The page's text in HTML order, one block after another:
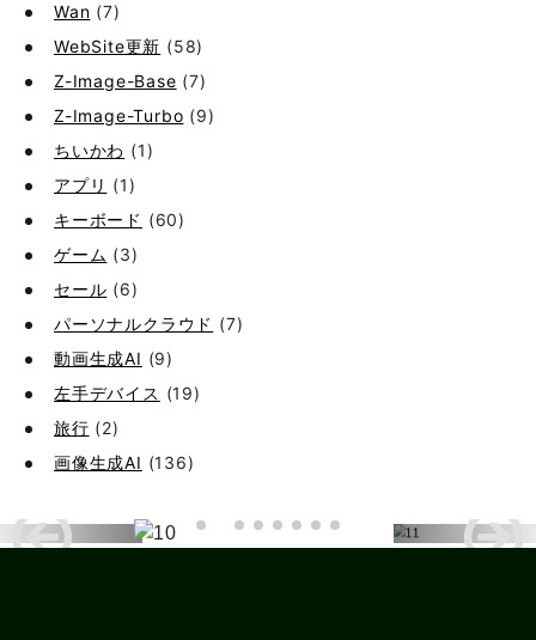
Wan (7)
WebSite更新 (58)
Z-Image-Base (7)
Z-Image-Turbo (9)
ちいかわ (1)
アプリ (1)
キーボード (60)
ゲーム (3)
セール (6)
パーソナルクラウド (7)
動画生成AI (9)
左手デバイス (19)
旅行 (2)
画像生成AI (136)